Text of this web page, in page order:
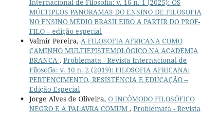
Internacional de Filosofia: v. 16 n. 1 (2025): OS
MÚLTIPLOS PANORAMAS DO ENSINO DE FILOSOFIA
NO ENSINO MÉDIO BRASILEIRO A PARTIR DO PROF-
FILO – edição especial
Valmir Pereira, A FILOSOFIA AFRICANA COMO
CAMINHO MULTIEPISTEMOLÓGICO NA ACADEMIA
BRANCA , Problemata - Revista Internacional de
Filosofia: v. 10 n. 2 (2019): FILOSOFIA AFRICANA:
PERTENCIMENTO, RESISTÊNCIA E EDUCAÇÃO –
Edição Especial
Jorge Alves de Oliveira, O INCÔMODO FILOSÓFICO
NEGRO E A PALAVRA COMUM , Problemata - Revista